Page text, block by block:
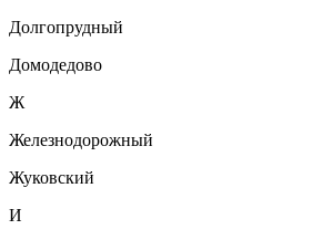
Долгопрудный
Домодедово
Ж
Железнодорожный
Жуковский
И